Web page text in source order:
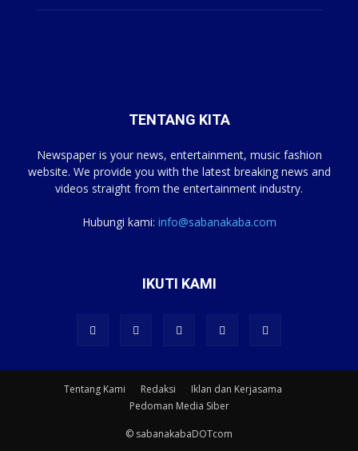
TENTANG KITA
Newspaper is your news, entertainment, music fashion
website. We provide you with the latest breaking news and
videos straight from the entertainment industry.
Hubungi kami: info@sabanakaba.com
IKUTI KAMI
Tentang Kami Redaksi
Iklan dan Kerjasama
Pedoman Media Siber
© sabanakabaDOTcom